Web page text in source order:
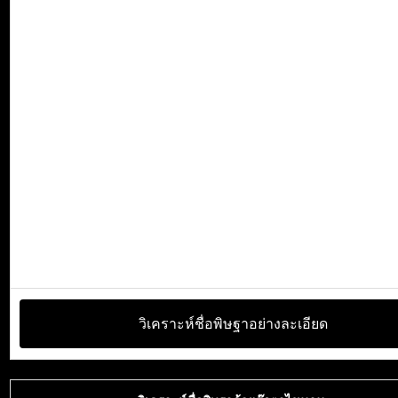
วิเคราะห์ชื่อพิษฐาอย่างละเอียด